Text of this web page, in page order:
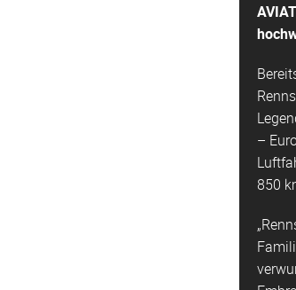
–
850